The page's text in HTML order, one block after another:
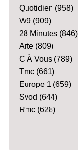
Quotidien (958)
W9 (909)
28 Minutes (846)
Arte (809)
C À Vous (789)
Tmc (661)
Europe 1 (659)
Svod (644)
Rmc (628)